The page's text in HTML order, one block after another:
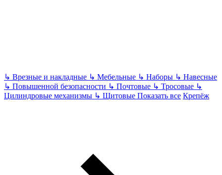
↳ Врезные и накладные ↳ Мебельные ↳ Наборы ↳ Навесные
↳ Повышенной безопасности ↳ Почтовые ↳ Тросовые ↳
Цилиндровые механизмы ↳ Щитовые Показать все Крепёж